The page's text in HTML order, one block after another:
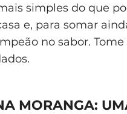
simples do que
e, para somar
no sabor. Tome
MORANGA: